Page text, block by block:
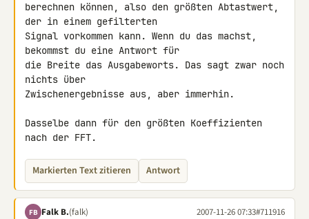
berechnen können, also den größten Abtastwert,
der in einem gefilterten
Signal vorkommen kann. Wenn du das machst,
bekommst du eine Antwort für
die Breite das Ausgabeworts. Das sagt zwar noch
nichts über
Zwischenergebnisse aus, aber immerhin.
Dasselbe dann für den größten Koeffizienten
nach der FFT.
Markierten Text zitieren Antwort
FB Falk B.(falk) 2007-11-26 07:33#711916